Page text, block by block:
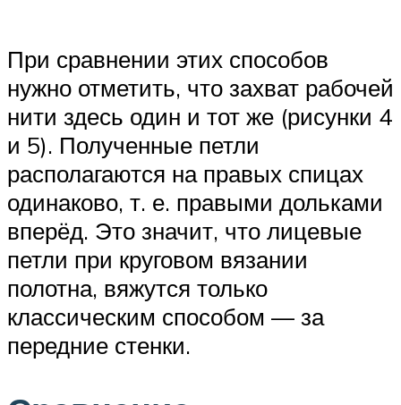
При сравнении этих способов
нужно отметить, что захват рабочей
нити здесь один и тот же (рисунки 4
и 5). Полученные петли
располагаются на правых спицах
одинаково, т. е. правыми дольками
вперёд. Это значит, что лицевые
петли при круговом вязании
полотна, вяжутся только
классическим способом — за
передние стенки.